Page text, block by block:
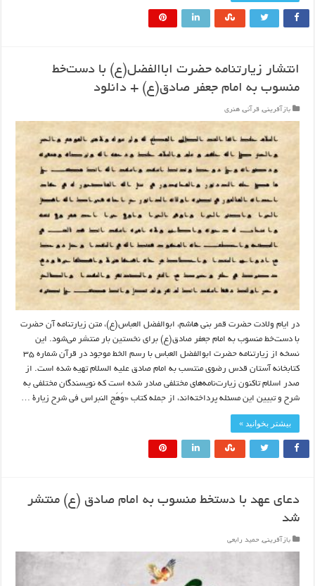
انتشار زیارتنامه حضرت اباالفضل(ع) با دست‌خط
منسوب به امام جعفر صادق(ع) + دانلود
بازآفرینی, قرآنی, هنری
در ایام ولادت حضرت قمر بنی هاشم، ابوالفضل العباس(ع)، متن زیارتنامه آن حضرت
با دست‌خط منسوب به امام جعفر صادق(ع) برای نخستین بار منتشر می‌شود. این
نسخه از زیارتنامه حضرت ابوالفضل العباس با رسم الخط موجود در قرآن شماره ۳۵
کتابخانه آستان قدس رضوی منتسب به امام صادق علیه السلام تهیه شده است. از
صدر اسلام تاکنون زیارت‌نامه‌های مختلفی صادر شده است که نویسندگان مختلفی به
شرح و تبیین این مسئله پرداخته‌اند، از جمله کتاب «وَهَج النبراس فی شرح زیارة …
بیشتر بخوانید »
دعای عهد با دستخط منسوب به امام صادق (ع) منتشر
شد
بازآفرینی, حمید رابعی